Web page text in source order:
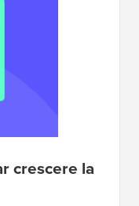
crescere la